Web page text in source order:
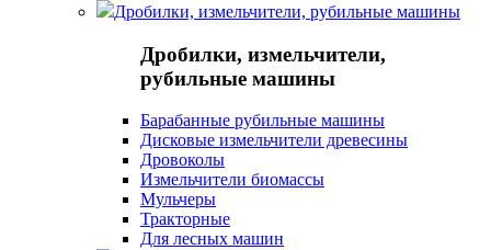
Дробилки, измельчители, рубильные машины
Дробилки, измельчители,
рубильные машины
Барабанные рубильные машины
Дисковые измельчители древесины
Дровоколы
Измельчители биомассы
Мульчеры
Тракторные
Для лесных машин